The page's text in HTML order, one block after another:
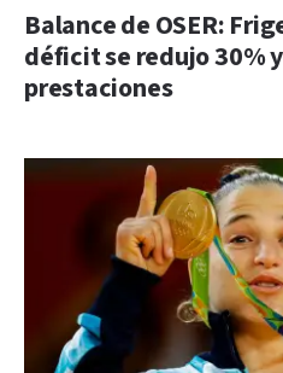
Balance de OSER:
déficit se redujo 30%
prestaciones